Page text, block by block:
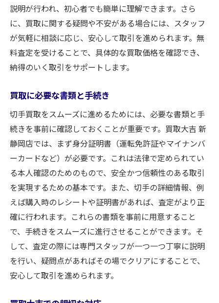
説明が行われ、初心者でも簡単に理解できます。さら
に、買取に関する疑問や不安がある場合には、スタッフ
が気軽に相談に応じ、安心して取引を進められます。無
料査定を受けることで、具体的な買取価格を確認でき、
納得のいく取引をサポートします。
買取に必要な書類と手続き
切手買取をスムーズに進めるためには、必要な書類と手
続きを事前に確認しておくことが重要です。買取大吉 新
静岡店では、まず身分証明書（運転免許証やマイナンバ
ーカードなど）が必要です。これは法律で定められてい
る本人確認のためのもので、安全かつ信頼性のある取引
を実現するための基本です。また、切手の詳細情報、例
えば購入時のレシートや証明書があれば、査定がより正
確に行われます。これらの書類を事前に用意すること
で、手続きをスムーズに進行させることができます。そ
して、査定の際には専門スタッフが一つ一つ丁寧に説明
を行い、疑問点があればその場でクリアにすることで、
安心して取引を進められます。